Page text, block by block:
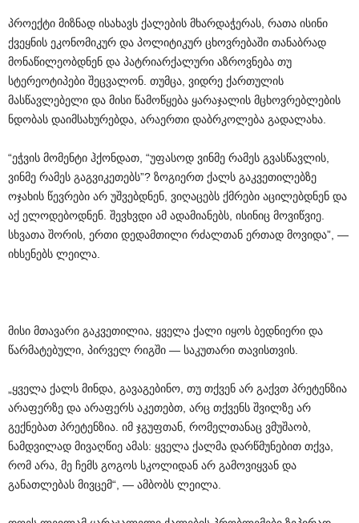
პროექტი მიზნად ისახავს ქალების მხარდაჭერას, რათა ისინი
ქვეყნის ეკონომიკურ და პოლიტიკურ ცხოვრებაში თანაბრად
მონაწილეობდნენ და პატრიარქალური აზროვნება თუ
სტერეოტიპები შეცვალონ. თუმცა, ვიდრე ქართულის
მასწავლებელი და მისი წამოწყება ყარაჯალის მცხოვრებლების
ნდობას დაიმსახურებდა, არაერთი დაბრკოლება გადალახა.
“ეჭვის მომენტი ჰქონდათ, “უფასოდ ვინმე რამეს გვასწავლის,
ვინმე რამეს გაგვიკეთებს”? ზოგიერთ ქალს გაკვეთილებზე
ოჯახის წევრები არ უშვებდნენ, ვიღაცებს ქმრები აცილებდნენ და
აქ ელოდებოდნენ. შევხვდი ამ ადამიანებს, ისინიც მოვიწვიე.
სხვათა შორის, ერთი დედამთილი რძალთან ერთად მოვიდა”, —
იხსენებს ლეილა.
მისი მთავარი გაკვეთილია, ყველა ქალი იყოს ბედნიერი და
წარმატებული, პირველ რიგში — საკუთარი თავისთვის.
„ყველა ქალს მინდა, გავაგებინო, თუ თქვენ არ გაქვთ პრეტენზია
არაფერზე და არაფერს აკეთებთ, არც თქვენს შვილზე არ
გექნებათ პრეტენზია. იმ ჯგუფთან, რომელთანაც ვმუშაობ,
ნამდვილად მივაღწიე ამას: ყველა ქალმა დარწმუნებით თქვა,
რომ არა, მე ჩემს გოგოს სკოლიდან არ გამოვიყვან და
განათლებას მივცემ“, — ამბობს ლეილა.